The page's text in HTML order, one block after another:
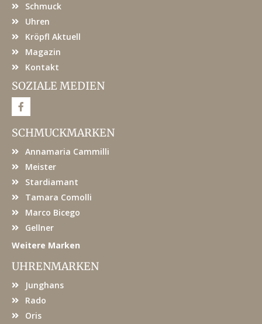
Schmuck
Uhren
Kröpfl Aktuell
Magazin
Kontakt
SOZIALE MEDIEN
F
a
e
b
o
SCHMUCKMARKEN
Annamaria Cammilli
Meister
Stardiamant
Tamara Comolli
Marco Bicego
Gellner
Weitere Marken
UHRENMARKEN
Junghans
Rado
Oris